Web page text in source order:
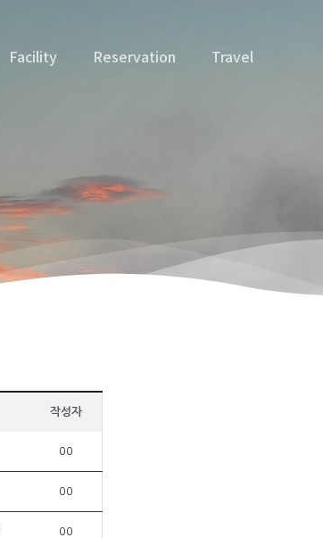
Facility Reservation Travel
작성자
00
00
00